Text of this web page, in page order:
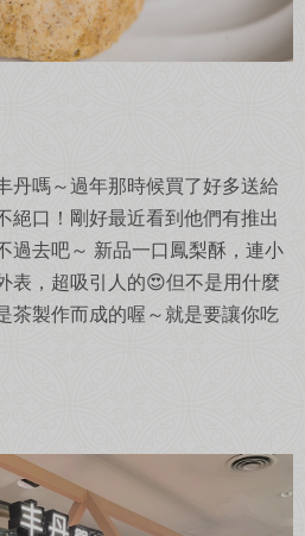
丹嗎～過年那時候買了好多送給
絕口！剛好最近看到他們有推出
過去吧～ 新品一口鳳梨酥，連小
表，超吸引人的😍但不是用什麼
茶製作而成的喔～就是要讓你吃